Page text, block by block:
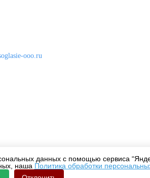
данных с помощью сервиса
наша Политика обработки
ooo.ru